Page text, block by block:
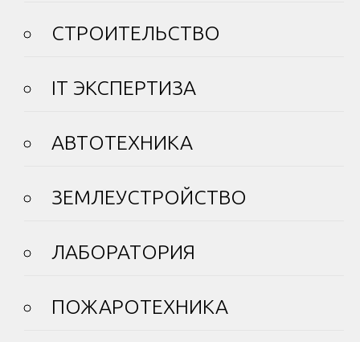
СТРОИТЕЛЬСТВО
IT ЭКСПЕРТИЗА
АВТОТЕХНИКА
ЗЕМЛЕУСТРОЙСТВО
ЛАБОРАТОРИЯ
ПОЖАРОТЕХНИКА